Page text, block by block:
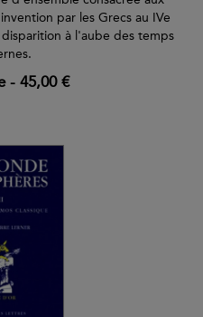
par les Grecs au IVe
à l'aube des temps
- 45,00 €